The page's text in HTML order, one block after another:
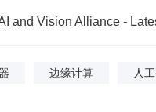
and Vision Alliance -
边缘计算 人